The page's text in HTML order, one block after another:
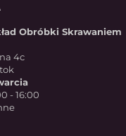
Obróbki Skrawaniem
4c
- 16:00